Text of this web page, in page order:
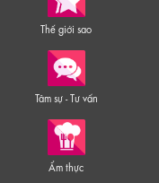
Thế giới sao
Tâm sự - Tư vấn
Ẩm thực